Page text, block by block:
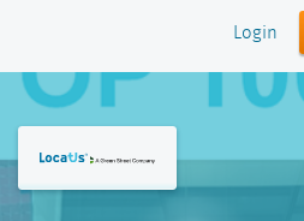
Login